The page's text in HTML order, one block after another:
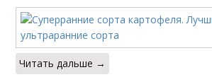
Читать дальше →